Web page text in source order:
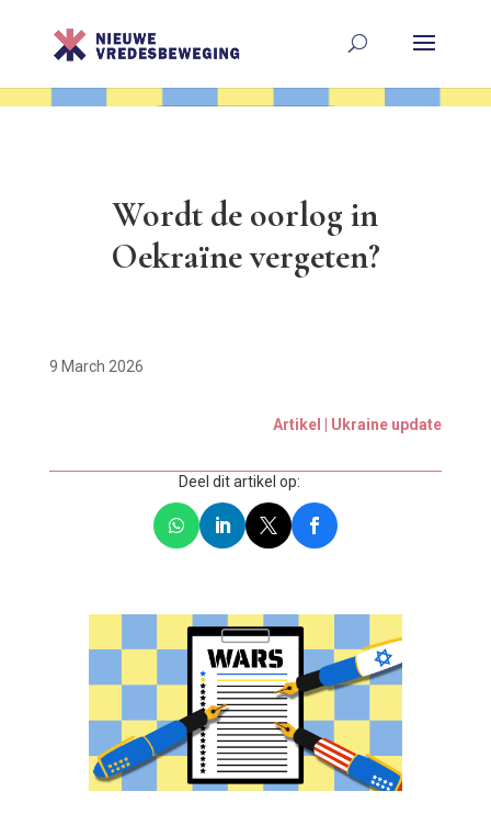
Wordt de oorlog in
Oekraïne vergeten?
9 March 2026
Artikel | Ukraine update
Deel dit artikel op: